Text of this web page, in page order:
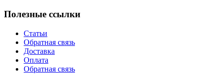
Полезные ссылки
Статьи
Обратная связь
Доставка
Оплата
Обратная связь